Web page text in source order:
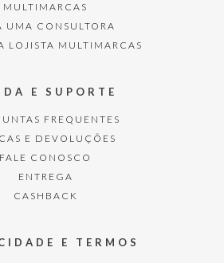
MULTIMARCAS
UMA CONSULTORA
LOJISTA MULTIMARCAS
E SUPORTE
FREQUENTES
E DEVOLUÇÕES
FALE CONOSCO
ENTREGA
CASHBACK
E TERMOS